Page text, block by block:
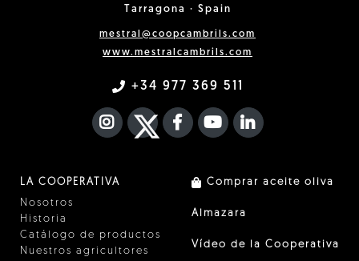
Tarragona · Spain
mestral@coopcambrils.com
www.mestralcambrils.com
+34 977 369 511
INSTAGRAM
TWITTER
FACEBOOK F
YOUTUBEFA LINKEDIN
LA COOPERATIVA
Nosotros
Historia
Catálogo de productos
Nuestros agricultores
Comprar aceite oliva
Almazara
Vídeo de la Cooperativa